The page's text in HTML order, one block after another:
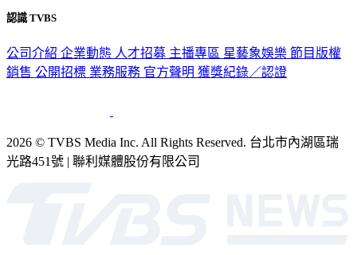
認識 TVBS
公司介紹 企業動態 人才招募 主播專區 星藝象娛樂 節目版權
銷售 公開招標 業務服務 官方聲明 獲獎紀錄／認證
2026 © TVBS Media Inc. All Rights Reserved. 台北市內湖區瑞
光路451號 | 聯利媒體股份有限公司